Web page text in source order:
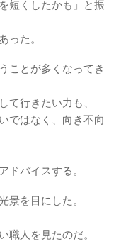
短くしたかも」と振
った。
ことが多くなってき
て行きたい力も、
ではなく、向き不向
ドバイスする。
景を目にした。
職人を見たのだ。